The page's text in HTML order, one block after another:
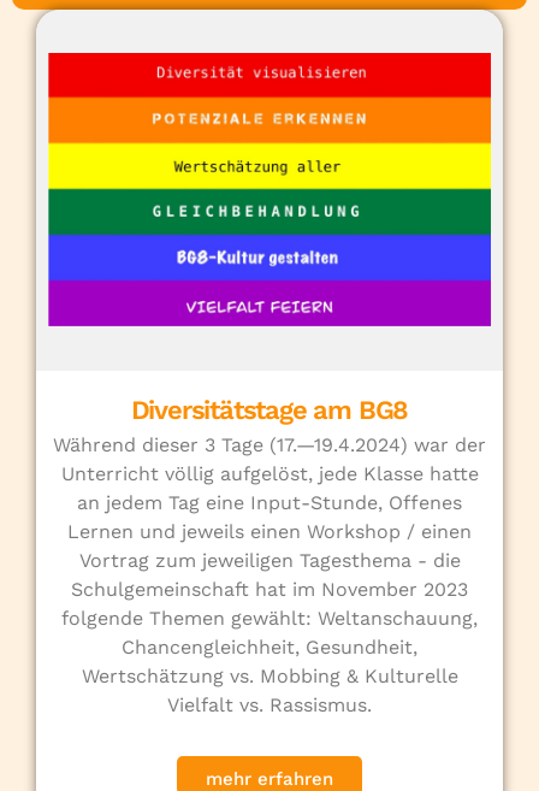
Diversitätstage am BG8
Während dieser 3 Tage (17.—19.4.2024) war der
Unterricht völlig aufgelöst, jede Klasse hatte
an jedem Tag eine Input-Stunde, Offenes
Lernen und jeweils einen Workshop / einen
Vortrag zum jeweiligen Tagesthema - die
Schulgemeinschaft hat im November 2023
folgende Themen gewählt: Weltanschauung,
Chancengleichheit, Gesundheit,
Wertschätzung vs. Mobbing & Kulturelle
Vielfalt vs. Rassismus.
mehr erfahren